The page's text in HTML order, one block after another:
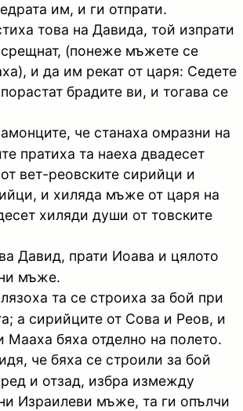
им, и ги отпрати.
това на Давида, той изпрати
(понеже мъжете се
и да им рекат от царя: Седете
брадите ви, и тогава се
че станаха омразни на
пратиха та наеха двадесет
вет-реовските сирийци и
и хиляда мъже от царя на
хиляди души от товските
Давид, прати Иоава и цялото
мъже.
та се строиха за бой при
а сирийците от Сова и Реов, и
Мааха бяха отделно на полето.
че бяха се строили за бой
и отзад, избра измежду
Израилеви мъже, та ги опълчи